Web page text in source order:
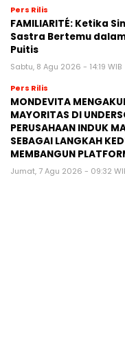
Pers Rilis
FAMILIARITÉ: Ketika
Sastra Bertemu
Puitis
Sabtu, 8 Agu 2026 - 14:19 WIB
Pers Rilis
MONDEVITA
MAYORITAS DI
PERUSAHAAN INDUK
SEBAGAI LANGKAH
MEMBANGUN
Jumat, 7 Agu 2026 - 09:32